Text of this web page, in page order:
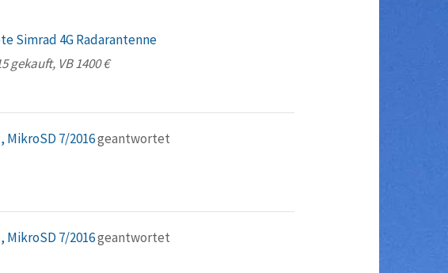
Simrad 4G Radarantenne
gekauft, VB 1400 €
MikroSD 7/2016geantwortet
MikroSD 7/2016geantwortet